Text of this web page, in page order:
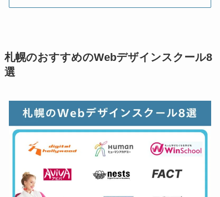
札幌のおすすめのWebデザインスクール8
選